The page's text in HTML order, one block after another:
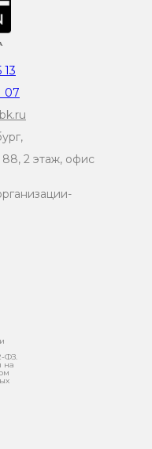
ФЗ.
на
07
2 этаж, офис